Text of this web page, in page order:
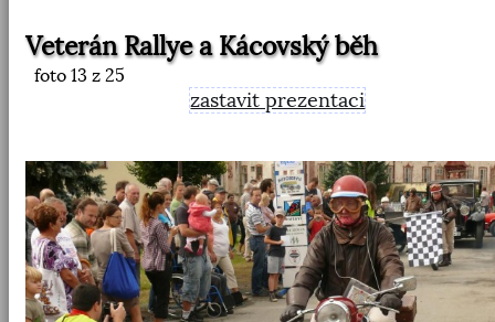
Veterán Rallye a Kácovský běh
foto 13 z 25
zastavit prezentaci